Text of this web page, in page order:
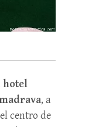
hotel
, a
centro de